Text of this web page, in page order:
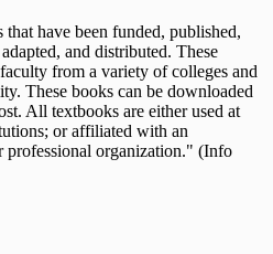
have been funded, published,
and distributed. These
from a variety of colleges and
These books can be downloaded
All textbooks are either used at
or affiliated with an
professional organization." (Info